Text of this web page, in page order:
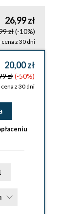
26,99 zł
zł(-10%)
cena z 30 dni
20,00 zł
zł(-50%)
z 30 dni